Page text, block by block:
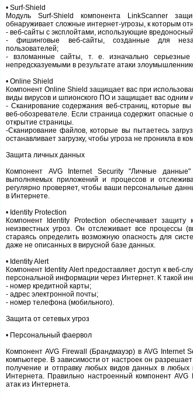
• Surf-Shield
Модуль Surf-Shield компонента LinkScanner
обнаруживает сложные интернет-угрозы, к которым
- веб-сайты с эксплойтами, использующие
- фишинговые веб-сайты, созданные для
пользователей;
- взломанные сайты, т. е. изначально
непредсказуемыми в результате атаки
• Online Shield
Компонент Online Shield защищает вас при
виды вирусов и шпионского ПО и защищает вас одним
- Сканирование содержания веб-страниц, которые
веб-обозревателе. Если страница содержит опасные
открытие страницы.
-Сканирование файлов, которые вы пытаетесь
останавливает загрузку, чтобы угроза не проникла в
Защита личных данных
Компонент AVG Internet Security "Личные
выполняемых приложений и процессов и
регулярно проверяет, чтобы ваши персональные
в Интернете.
• Identity Protection
Компонент Identity Protection обеспечивает
неизвестных угроз. Он отслеживает все процессы
стараясь определить возможную опасность для
даже не описанных в вирусной базе данных.
• Identity Alert
Компонент Identity Alert предоставляет доступ к веб-
персональной информации через Интернет. К такой
- номер кредитной карты;
- адрес электронной почты;
- номер телефона (мобильного).
Защита от сетевых угроз
• Персональный фаервол
Компонент AVG Firewall (Брандмауэр) в AVG
компьютере. В зависимости от настроек он
получение и отправку любых видов данных в
Интернета. Правильно настроенный компонент
атак из Интернета.